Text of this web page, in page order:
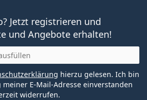
Jetzt registrieren und
und Angebote erhalten!
hierzu gelesen. Ich bin
E-Mail-Adresse einverstanden
widerrufen.